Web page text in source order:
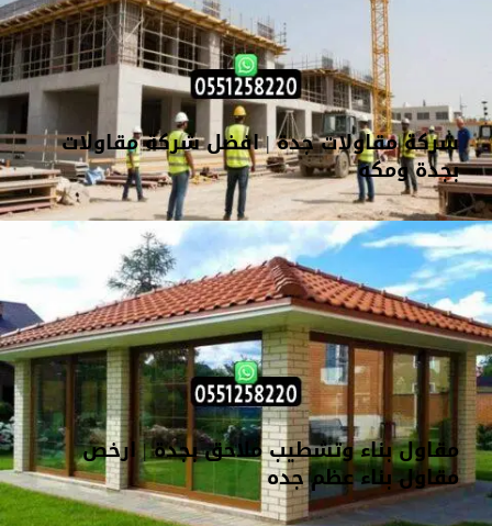
شركة مقاولات جدة | افضل شركة مقاولات
بجدة ومكه
مقاول بناء وتشطيب ملاحق بجدة | ارخص
مقاول بناء عظم جده